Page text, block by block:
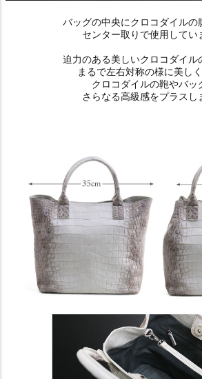
バッグの中央にクロコダイルの
センター取りで使用してい
迫力のある美しいクロコダイル
まるで左右対称の様に美しく
クロコダイルの鞄やバッ
さらなる高級感をプラスし